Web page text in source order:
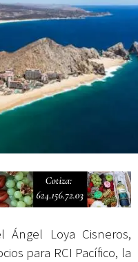
Ángel Loya Cisneros,
para RCI Pacífico, la